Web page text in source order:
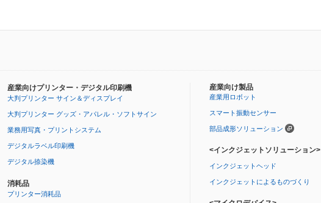
産業向けプリンター・デジタル印刷機
大判プリンター サイン＆ディスプレイ
大判プリンター グッズ・アパレル・ソフトサイン
業務用写真・プリントシステム
デジタルラベル印刷機
デジタル捺染機
消耗品
プリンター消耗品
産業向け製品
産業用ロボット
スマート振動センサー
部品成形ソリューション
<インクジェットソリューション>
インクジェットヘッド
インクジェットによるものづくり